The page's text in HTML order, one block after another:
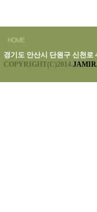
경기도 안산시 단원구 신천로
COPYRIGHT(C)2014.